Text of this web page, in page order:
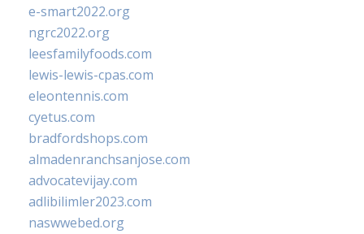
e-smart2022.org
ngrc2022.org
leesfamilyfoods.com
lewis-lewis-cpas.com
eleontennis.com
cyetus.com
bradfordshops.com
almadenranchsanjose.com
advocatevijay.com
adlibilimler2023.com
naswwebed.org